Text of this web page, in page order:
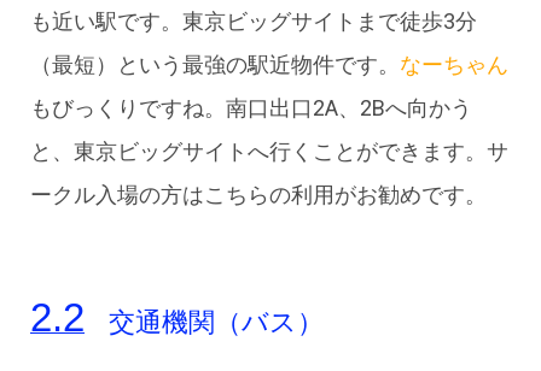
も近い駅です。東京ビッグサイトまで徒歩3分
（最短）という最強の駅近物件です。 なーちゃん
もびっくりですね。南口出口2A、2Bへ向かう
と、東京ビッグサイトへ行くことができます。サ
ークル入場の方はこちらの利用がお勧めです。
交通機関（バス）